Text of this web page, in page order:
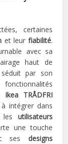
certaines
et leur fiabilité.
avec sa
haut de
par son
Ikea TRÅDFRI
intégrer dans
les utilisateurs
une touche
ses designs